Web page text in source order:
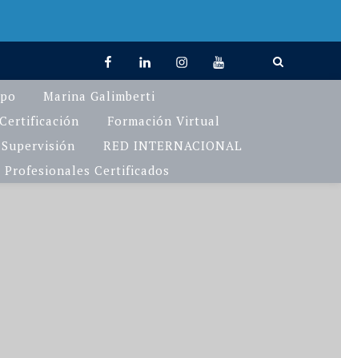
facebooklinkedinInstagram
You
Tube
TikTok
Marina Galimberti
Formación Virtual
RED INTERNACIONAL
Profesionales Certificados